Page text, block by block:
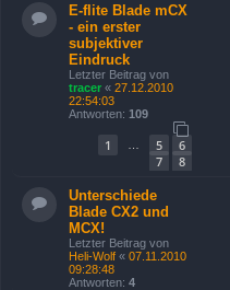
E-flite Blade mCX
- ein erster
subjektiver
Eindruck
Letzter Beitrag von
tracer « 27.12.2010
22:54:03
Antworten: 109
1 5
6
7
8
Unterschiede
Blade CX2 und
MCX!
Letzter Beitrag von
Heli-Wolf « 07.11.2010
09:28:48
Antworten: 4